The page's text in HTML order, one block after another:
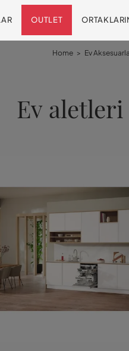
OUTLET
Home > Ev
Ev aletleri